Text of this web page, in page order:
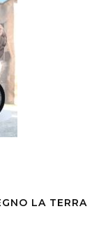
LA TERRA